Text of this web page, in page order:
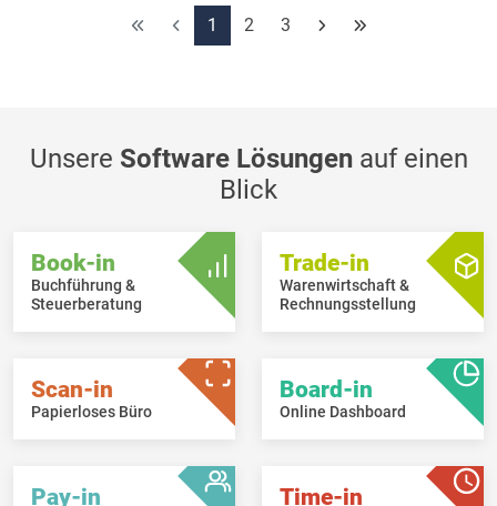
sichtbarer zu machen. Sämtliche Anhänge werden bei Versand
1 2 3
Unsere Software Lösungenauf einen
Blick
Book-in
Buchführung &
Steuerberatung
Trade-in
Warenwirtschaft &
Rechnungsstellung
Scan-in
Papierloses Büro
Board-in
Online Dashboard
Pay-in Time-in